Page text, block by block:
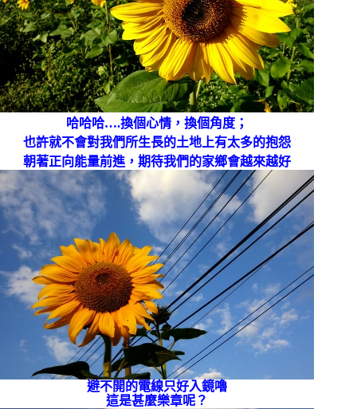
哈哈哈….換個心情，換個角度；
也許就不會對我們所生長的土地上有太多的抱怨
朝著正向能量前進，期待我們的家鄉會越來越好
避不開的電線只好入鏡嚕
這是甚麼樂章呢？